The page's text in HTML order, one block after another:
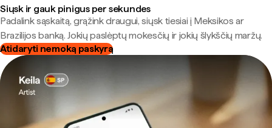
Siųsk ir gauk pinigus per sekundes
Padalink sąskaitą, grąžink draugui, siųsk tiesiai į Meksikos ar
Brazilijos banką. Jokių paslėptų mokesčių ir jokių šlykščių maržų.
Atidaryti nemoką paskyrą